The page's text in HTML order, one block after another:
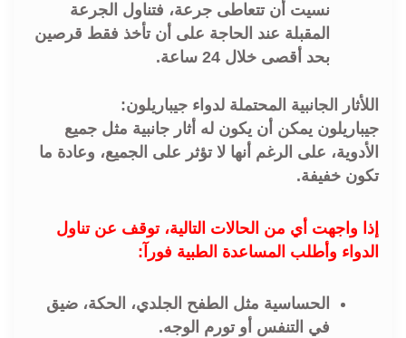
نسيت أن تتعاطى جرعة، فتناول الجرعة
المقبلة عند الحاجة على أن تأخذ فقط قرصين
بحد أقصى خلال 24 ساعة.
اللأثار الجانبية المحتملة لدواء جيباريلون:
جيباريلون يمكن أن يكون له أثار جانبية مثل جميع
الأدوية، على الرغم أنها لا تؤثر على الجميع، وعادة ما
تكون خفيفة.
إذا واجهت أي من الحالات التالية، توقف عن تناول
الدواء وأطلب المساعدة الطبية فورآ:
الحساسية مثل الطفح الجلدي، الحكة، ضيق
في التنفس أو تورم الوجه.